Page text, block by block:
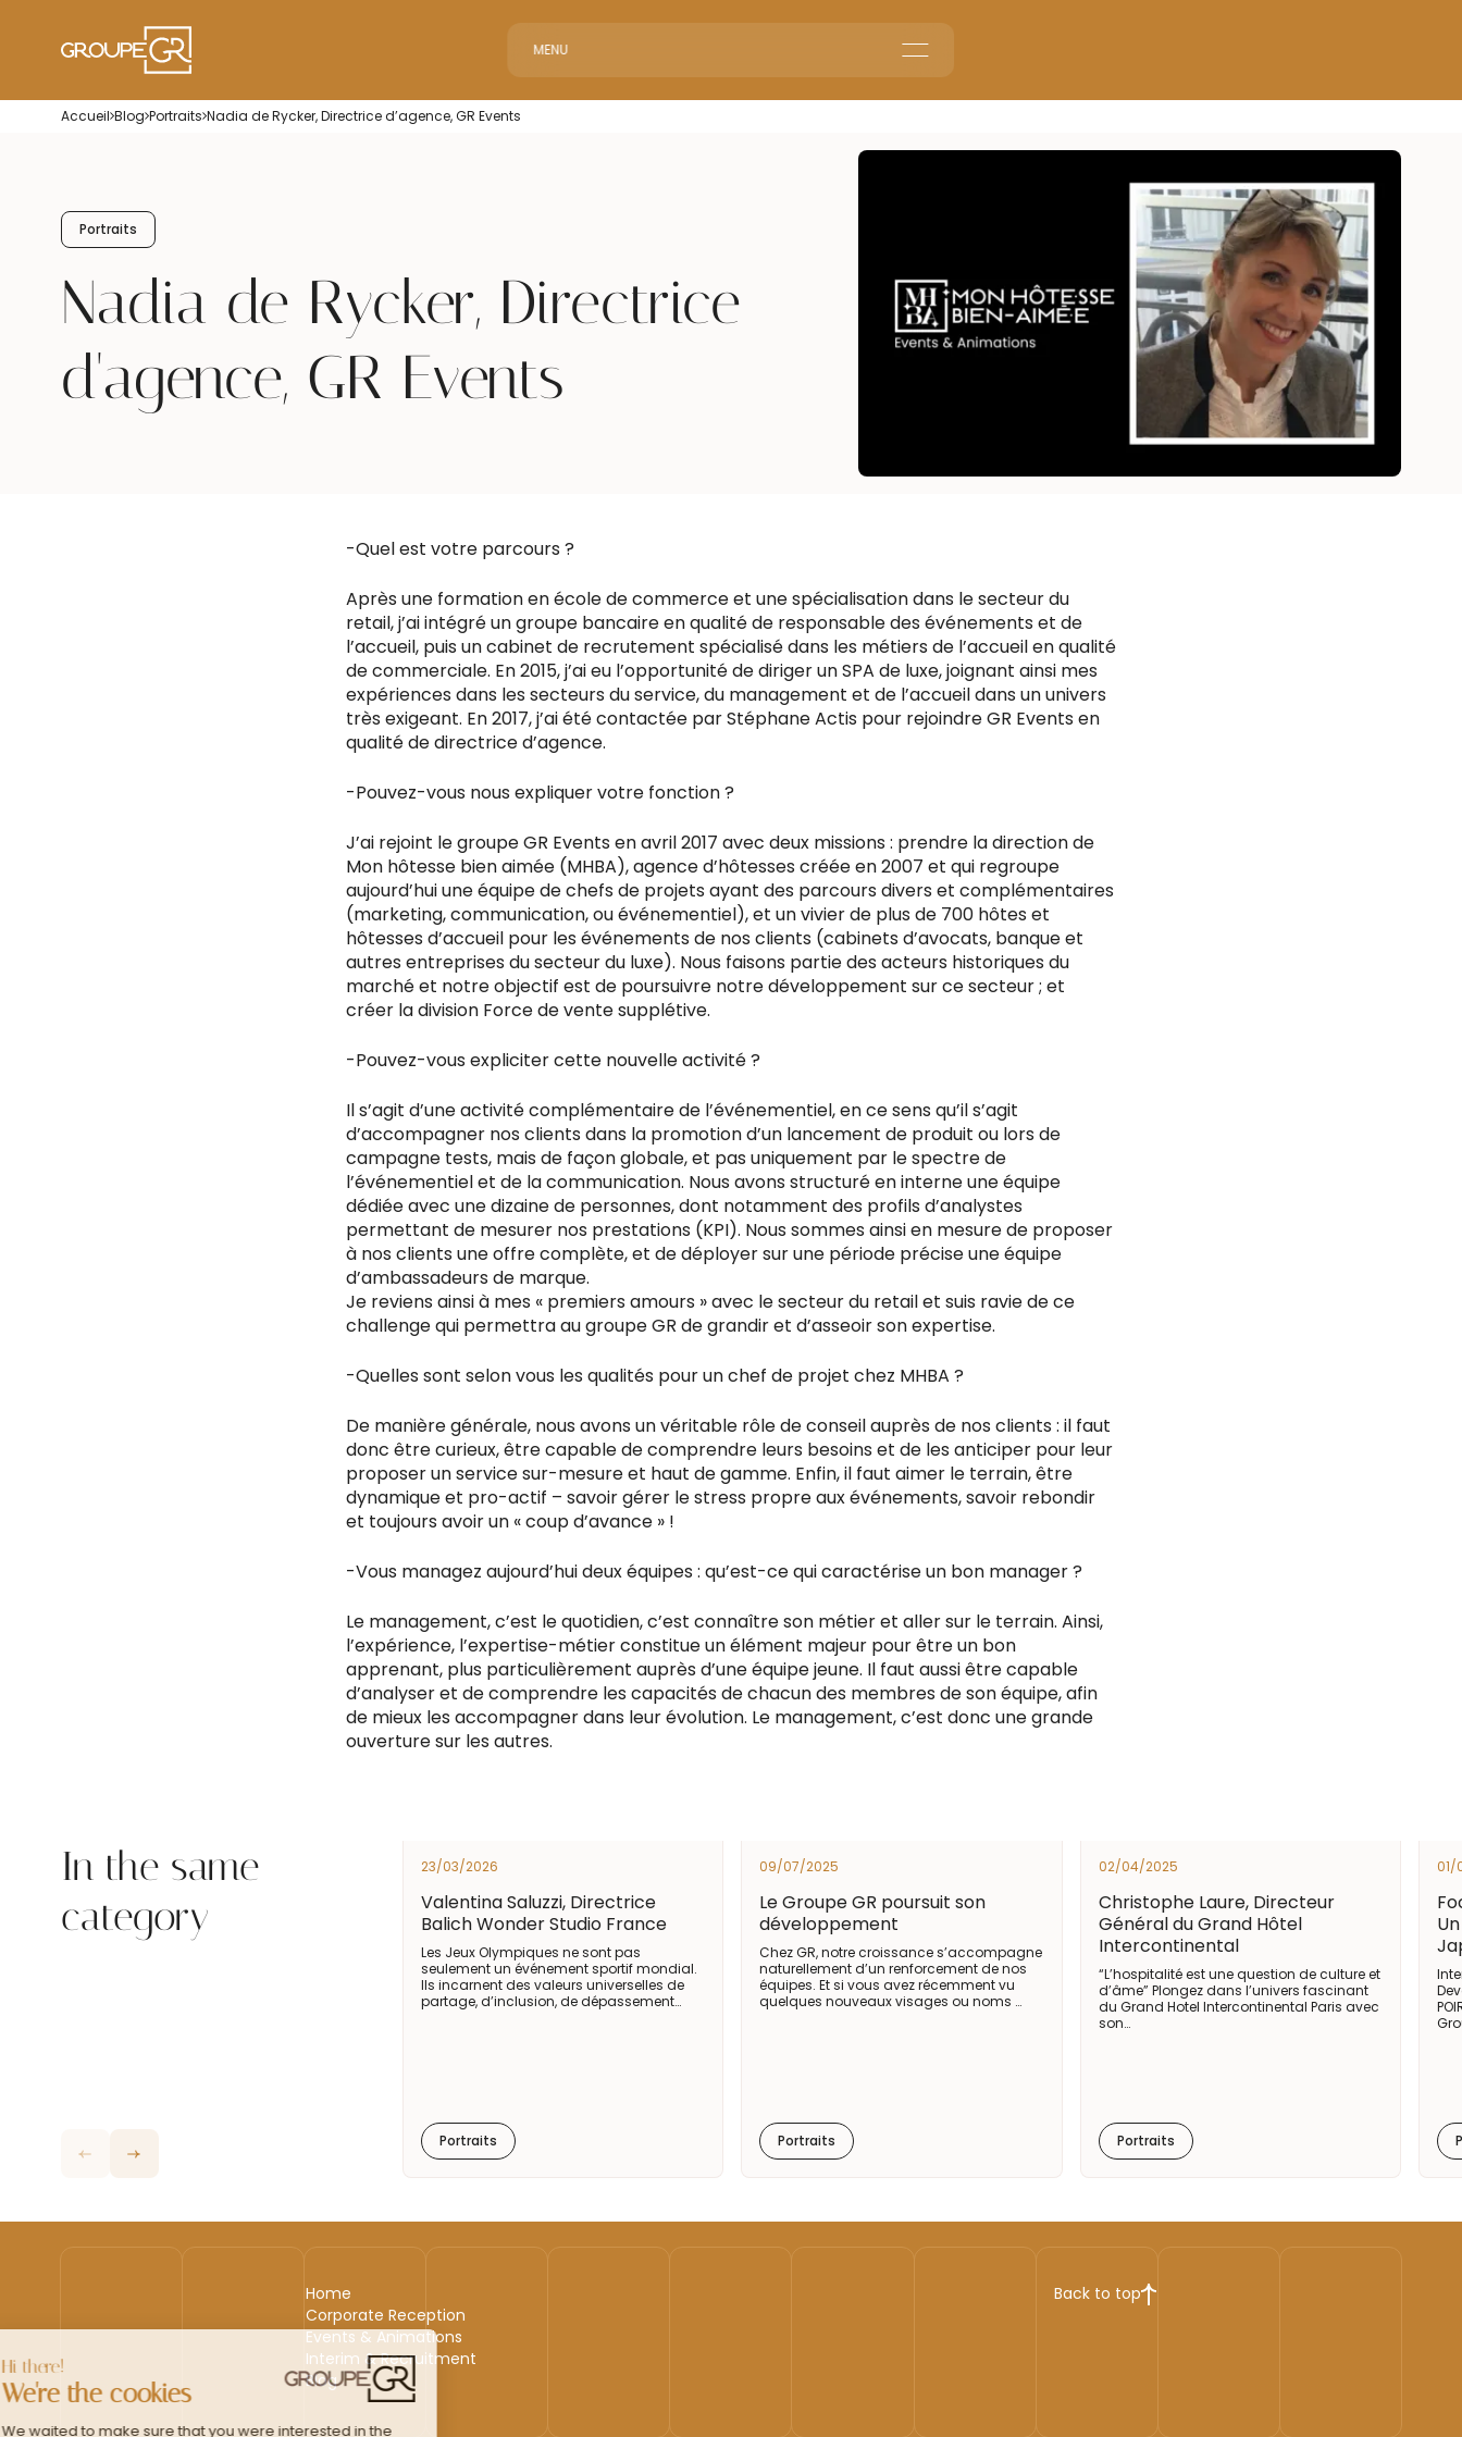
MENU
Home
Accueil Blog Portraits Nadia de Rycker, Directrice d’agence, GR Events
Portraits
Nadia de Rycker, Directrice
d'agence, GR Events
-Quel est votre parcours ?
Après une formation en école de commerce et une spécialisation dans le secteur du
retail, j’ai intégré un groupe bancaire en qualité de responsable des événements et de
l’accueil, puis un cabinet de recrutement spécialisé dans les métiers de l’accueil en qualité
de commerciale. En 2015, j’ai eu l’opportunité de diriger un SPA de luxe, joignant ainsi mes
expériences dans les secteurs du service, du management et de l’accueil dans un univers
très exigeant. En 2017, j’ai été contactée par Stéphane Actis pour rejoindre GR Events en
qualité de directrice d’agence.
-Pouvez-vous nous expliquer votre fonction ?
J’ai rejoint le groupe GR Events en avril 2017 avec deux missions : prendre la direction de
Mon hôtesse bien aimée (MHBA), agence d’hôtesses créée en 2007 et qui regroupe
aujourd’hui une équipe de chefs de projets ayant des parcours divers et complémentaires
(marketing, communication, ou événementiel), et un vivier de plus de 700 hôtes et
hôtesses d’accueil pour les événements de nos clients (cabinets d’avocats, banque et
autres entreprises du secteur du luxe). Nous faisons partie des acteurs historiques du
marché et notre objectif est de poursuivre notre développement sur ce secteur ; et
créer la division Force de vente supplétive.
-Pouvez-vous expliciter cette nouvelle activité ?
Il s’agit d’une activité complémentaire de l’événementiel, en ce sens qu’il s’agit
d’accompagner nos clients dans la promotion d’un lancement de produit ou lors de
campagne tests, mais de façon globale, et pas uniquement par le spectre de
l’événementiel et de la communication. Nous avons structuré en interne une équipe
dédiée avec une dizaine de personnes, dont notamment des profils d’analystes
permettant de mesurer nos prestations (KPI). Nous sommes ainsi en mesure de proposer
à nos clients une offre complète, et de déployer sur une période précise une équipe
d’ambassadeurs de marque.
Je reviens ainsi à mes « premiers amours » avec le secteur du retail et suis ravie de ce
challenge qui permettra au groupe GR de grandir et d’asseoir son expertise.
-Quelles sont selon vous les qualités pour un chef de projet chez MHBA ?
De manière générale, nous avons un véritable rôle de conseil auprès de nos clients : il faut
donc être curieux, être capable de comprendre leurs besoins et de les anticiper pour leur
proposer un service sur-mesure et haut de gamme. Enfin, il faut aimer le terrain, être
dynamique et pro-actif – savoir gérer le stress propre aux événements, savoir rebondir
et toujours avoir un « coup d’avance » !
-Vous managez aujourd’hui deux équipes : qu’est-ce qui caractérise un bon manager ?
Le management, c’est le quotidien, c’est connaître son métier et aller sur le terrain. Ainsi,
l’expérience, l’expertise-métier constitue un élément majeur pour être un bon
apprenant, plus particulièrement auprès d’une équipe jeune. Il faut aussi être capable
d’analyser et de comprendre les capacités de chacun des membres de son équipe, afin
de mieux les accompagner dans leur évolution. Le management, c’est donc une grande
ouverture sur les autres.
In the same
category
23/03/2026
Valentina Saluzzi, Directrice
Balich Wonder Studio France
Les Jeux Olympiques ne sont pas
seulement un événement sportif mondial.
Ils incarnent des valeurs universelles de
partage, d’inclusion, de dépassement…
Portraits
09/07/2025
Le Groupe GR poursuit son
développement
Chez GR, notre croissance s’accompagne
naturellement d’un renforcement de nos
équipes. Et si vous avez récemment vu
quelques nouveaux visages ou noms …
Portraits
02/04/2025
Christophe Laure, Directeur
Général du Grand Hôtel
Intercontinental
“L’hospitalité est une question de culture et
d’âme” Plongez dans l’univers fascinant
du Grand Hotel Intercontinental Paris avec
son…
Portraits
Home
Corporate Reception
Events & Animations
Interim & Recruitment
Blog
Back to top